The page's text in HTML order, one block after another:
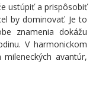
ustúpiť a prispôsobiť
by dominovať. Je to
znamenia dokážu
V harmonickom
avantúr,